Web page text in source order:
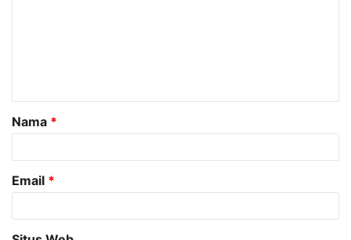
a
r
Nama *
Email *